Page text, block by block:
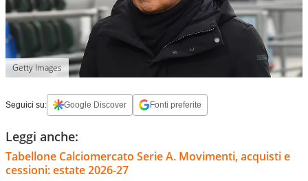
Getty Images
Seguici su: Google Discover Fonti preferite
Leggi anche:
Tabellone Calciomercato Serie A. Movimenti, acquisti e
cessioni: estate 2026-27